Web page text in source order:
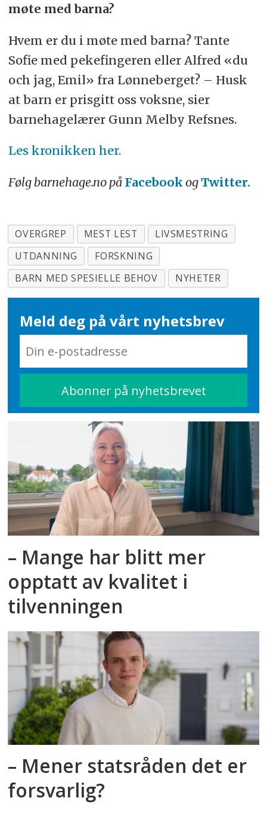
møte med barna?
Hvem er du i møte med barna? Tante
Sofie med pekefingeren eller Alfred «du
och jag, Emil» fra Lønneberget? – Husk
at barn er prisgitt oss voksne, sier
barnehagelærer Gunn Melby Refsnes.
Les kronikken her.
Følg barnehage.no påFacebook ogTwitter.
OVERGREP MEST LEST
LIVSMESTRING
UTDANNING
FORSKNING
BARN MED SPESIELLE BEHOV
NYHETER
Meld deg på vårt nyhetsbrev
– Mange har blitt mer
opptatt av kvalitet i
tilvenningen
– Mener statsråden det er
forsvarlig?